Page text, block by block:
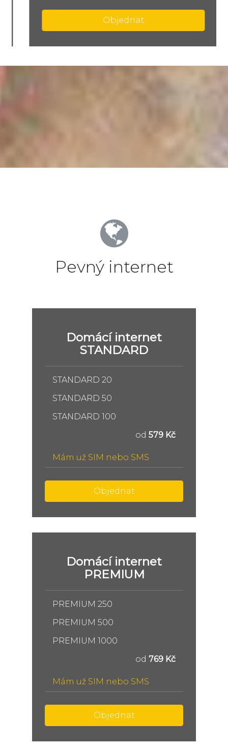
Objednat
Pevný internet
Domácí internet
STANDARD
STANDARD 20
STANDARD 50
STANDARD 100
od 579 Kč
Mám už SIM nebo SMS
Objednat
Domácí internet
PREMIUM
PREMIUM 250
PREMIUM 500
PREMIUM 1000
od 769 Kč
Mám už SIM nebo SMS
Objednat